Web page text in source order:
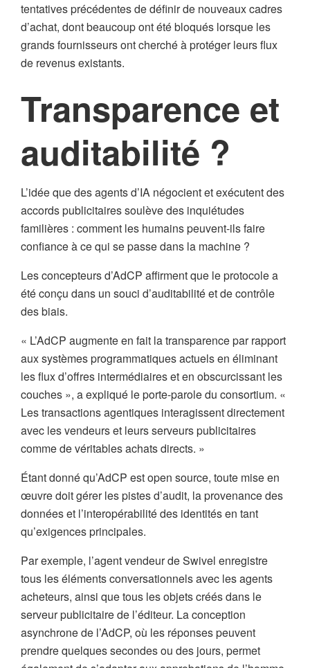
tentatives précédentes de définir de nouveaux cadres
d’achat, dont beaucoup ont été bloqués lorsque les
grands fournisseurs ont cherché à protéger leurs flux
de revenus existants.
Transparence et
auditabilité ?
L’idée que des agents d’IA négocient et exécutent des
accords publicitaires soulève des inquiétudes
familières : comment les humains peuvent-ils faire
confiance à ce qui se passe dans la machine ?
Les concepteurs d’AdCP affirment que le protocole a
été conçu dans un souci d’auditabilité et de contrôle
des biais.
« L’AdCP augmente en fait la transparence par rapport
aux systèmes programmatiques actuels en éliminant
les flux d’offres intermédiaires et en obscurcissant les
couches », a expliqué le porte-parole du consortium. «
Les transactions agentiques interagissent directement
avec les vendeurs et leurs serveurs publicitaires
comme de véritables achats directs. »
Étant donné qu’AdCP est open source, toute mise en
œuvre doit gérer les pistes d’audit, la provenance des
données et l’interopérabilité des identités en tant
qu’exigences principales.
Par exemple, l’agent vendeur de Swivel enregistre
tous les éléments conversationnels avec les agents
acheteurs, ainsi que tous les objets créés dans le
serveur publicitaire de l’éditeur. La conception
asynchrone de l’AdCP, où les réponses peuvent
prendre quelques secondes ou des jours, permet